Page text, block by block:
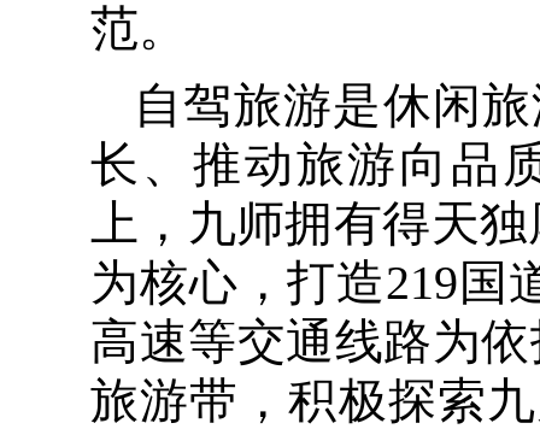
范。
自驾旅游是休闲
长、推动旅游向品
上，九师拥有得天
为核心，打造219国
高速等交通线路为
旅游带，积极探索